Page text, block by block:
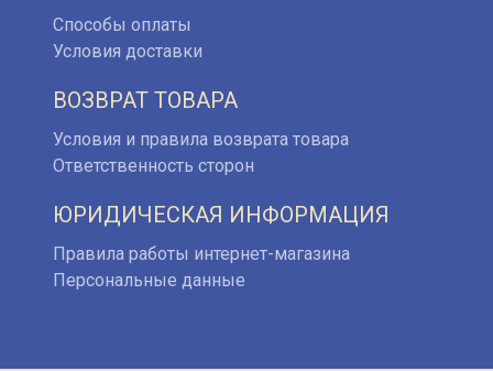
Способы оплаты
Условия доставки
ВОЗВРАТ ТОВАРА
Условия и правила возврата товара
Ответственность сторон
ЮРИДИЧЕСКАЯ ИНФОРМАЦИЯ
Правила работы интернет-магазина
Персональные данные